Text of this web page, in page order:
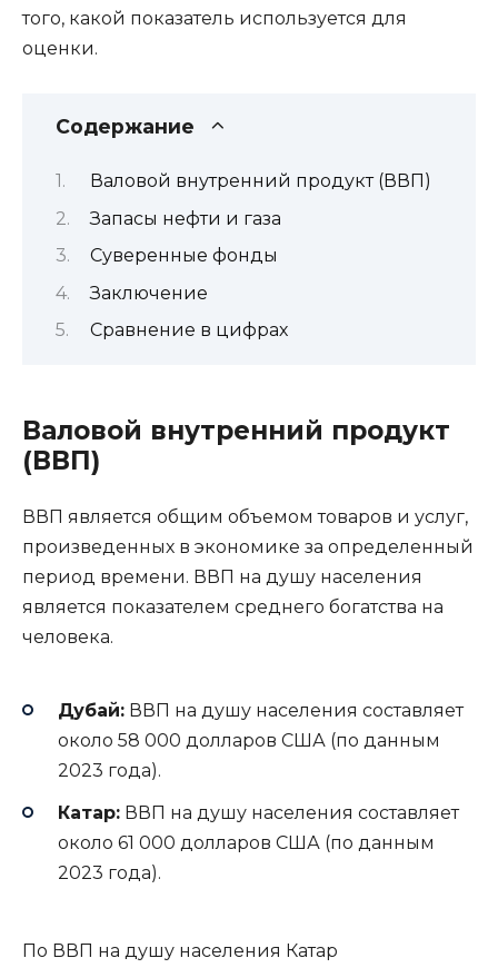
того, какой показатель используется для
оценки.
Содержание
Валовой внутренний продукт (ВВП)
Запасы нефти и газа
Суверенные фонды
Заключение
Сравнение в цифрах
Валовой внутренний продукт
(ВВП)
ВВП является общим объемом товаров и услуг,
произведенных в экономике за определенный
период времени. ВВП на душу населения
является показателем среднего богатства на
человека.
Дубай: ВВП на душу населения составляет
около 58 000 долларов США (по данным
2023 года).
Катар: ВВП на душу населения составляет
около 61 000 долларов США (по данным
2023 года).
По ВВП на душу населения Катар